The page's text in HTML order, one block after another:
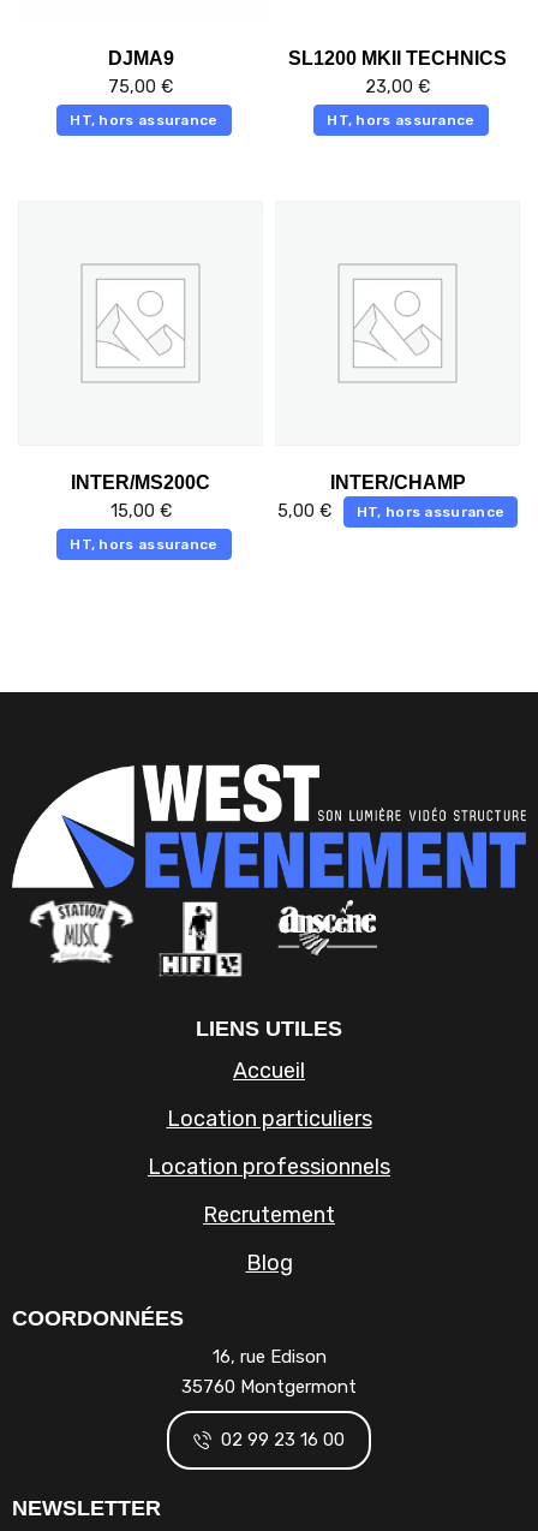
DJMA9
75,00 €
HT, hors assurance
SL1200 MKII TECHNICS
23,00 €
HT, hors assurance
INTER/MS200C
15,00 €
HT, hors assurance
INTER/CHAMP
5,00 € HT, hors assurance
LIENS UTILES
Accueil
Location particuliers
Location professionnels
Recrutement
Blog
COORDONNÉES
16, rue Edison
35760 Montgermont
02 99 23 16 00
NEWSLETTER